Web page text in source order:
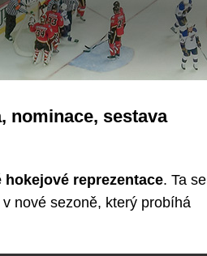
nominace, sestava
reprezentace. Ta se
nové sezoně, který probíhá